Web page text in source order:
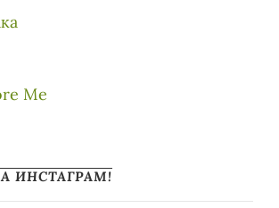
ИНСТАГРАМ!